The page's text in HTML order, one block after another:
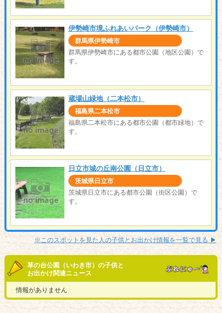
伊勢崎市境ふれあいパーク（伊勢崎市）
群馬県伊勢崎市
群馬県伊勢崎市にある都市公園（地区公園）で
す。
蔵場山緑地（二本松市）
福島県二本松市
福島県二本松市にある都市公園（都市緑地）で
す。
日立市城の丘南公園（日立市）
茨城県日立市
茨城県日立市にある都市公園（街区公園）で
す。
※このスポットを見た人の子供とお出かけ情報を一覧で見る ▶︎
草の台公園（いわき市）の子供と
お出かけ関連ニュース
情報がありません